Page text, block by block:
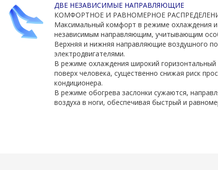
ДВЕ НЕЗАВИСИМЫЕ НАПРАВЛЯЮЩИЕ
КОМФОРТНОЕ И РАВНОМЕРНОЕ
Максимальный комфорт в режиме охлаждения и
независимым направляющим, учитывающим
Верхняя и нижняя направляющие воздушного
электродвигателями.
В режиме охлаждения широкий горизонтальный
поверх человека, существенно снижая риск
кондиционера.
В режиме обогрева заслонки сужаются,
воздуха в ноги, обеспечивая быстрый и